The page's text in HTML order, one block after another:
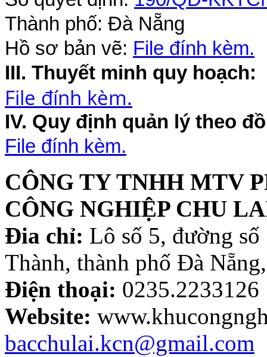
Thành phố: Đà Nẵng
Hồ sơ bản vẽ: File đính kèm.
III. Thuyết minh quy hoạch:
File đính kèm.
IV. Quy định quản lý theo
File đính kèm.
CÔNG TY TNHH MTV
CÔNG NGHIỆP CHU
Đia chỉ: Lô số 5, đường
Thành, thành phố Đà
Điện thoại: 0235.2233126
Website:
bacchulai.kcn@gmail.com